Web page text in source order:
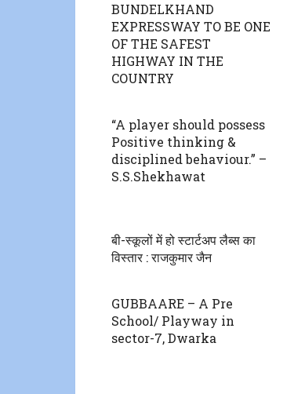
BUNDELKHAND
EXPRESSWAY TO BE ONE
OF THE SAFEST
HIGHWAY IN THE
COUNTRY
“A player should possess
Positive thinking &
disciplined behaviour.” –
S.S.Shekhawat
बी-स्कूलों में हो स्टार्टअप लैब्स का
विस्तार : राजकुमार जैन
GUBBAARE – A Pre
School/ Playway in
sector-7, Dwarka